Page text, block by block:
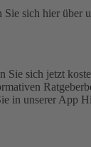
sich hier über
sich jetzt
in unserer